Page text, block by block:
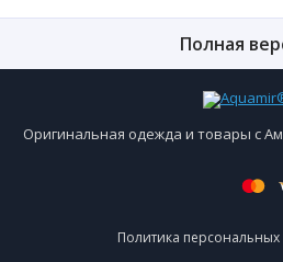
Полная
Оригинальная одежда и товары с
Политика